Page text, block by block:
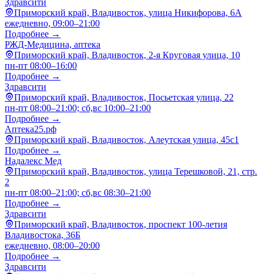
Приморский край, Владивосток, улица Никифорова, 6А
ежедневно, 09:00–21:00
Подробнее →
РЖД-Медицина, аптека
Приморский край, Владивосток, 2-я Круговая улица, 10
пн-пт 08:00–16:00
Подробнее →
Здравсити
Приморский край, Владивосток, Посьетская улица, 22
пн-пт 08:00–21:00; сб,вс 10:00–21:00
Подробнее →
Аптека25.рф
Приморский край, Владивосток, Алеутская улица, 45с1
Подробнее →
Надалекс Мед
Приморский край, Владивосток, улица Терешковой, 21, стр.
2
пн-пт 08:00–21:00; сб,вс 08:30–21:00
Подробнее →
Здравсити
Приморский край, Владивосток, проспект 100-летия
Владивостока, 36Б
ежедневно, 08:00–20:00
Подробнее →
Здравсити